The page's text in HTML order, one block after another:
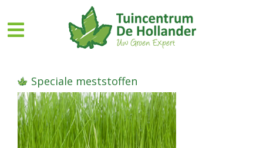
Speciale meststoffen